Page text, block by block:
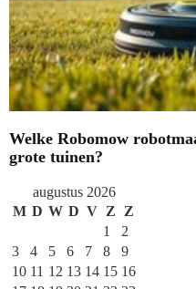
Welke Robomow
grote tuinen?
augustus 2026
M D W D V Z
Z
1
2
3
4 5 6 7 8
9
10 11 12 13 14 15 16